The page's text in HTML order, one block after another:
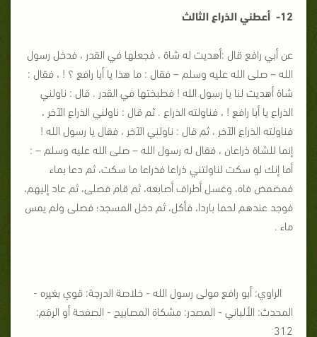
12- أعطني الذراع الثالث
عن أبي رافع قال :أهديت له شاة ، فجعلها في القدر ، فدخل رسول
الله – صلى الله عليه وسلم – فقال : ما هذا يا أبا رافع ؟ ! ، فقال :
شاة أهديت لنا يا رسول الله ! فطبختها في القدر . قال : ناولني
الذراع يا أبا رافع ! ، فناولته الذراع . ثم قال : ناولني الذراع الآخر ،
فناولته الذراع الآخر ، ثم قال : ناولني الآخر ، فقال يا رسول الله !
إنما للشاة ذراعان ، فقال له رسول الله – صلى الله عليه وسلم – :
أما إنك لو سكت لناولتني ذراعا فذراعا ما سكت، ثم دعا بماء
فمضمض فاه، وغسل أطراف أصابعه، ثم قام فصلى، ثم عاد إليهم،
فوجد عندهم لحما باردا، فأكل، ثم دخل المسجد؛ فصلى ولم يمس
ماء .
الراوي: أبو رافع مولى رسول الله - خلاصة الدرجة: قوي بغيره -
المحدث: الألباني - المصدر: مشكاة المصابيح - الصفحة أو الرقم:
312